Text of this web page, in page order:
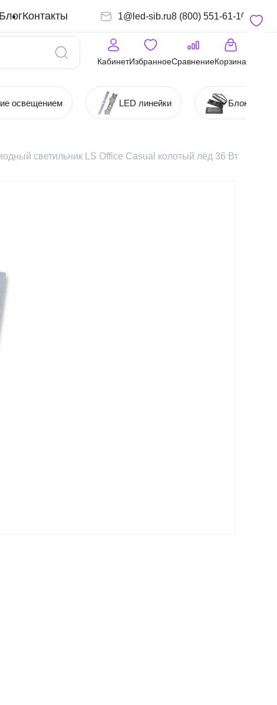
БлогКонтакты 1@led-sib.ru8 (800) 551-61-10
КабинетИзбранноеСравнениеКорзина
освещением LED линейки Блоки
светильник LS Office Casual колотый лёд 36 Вт